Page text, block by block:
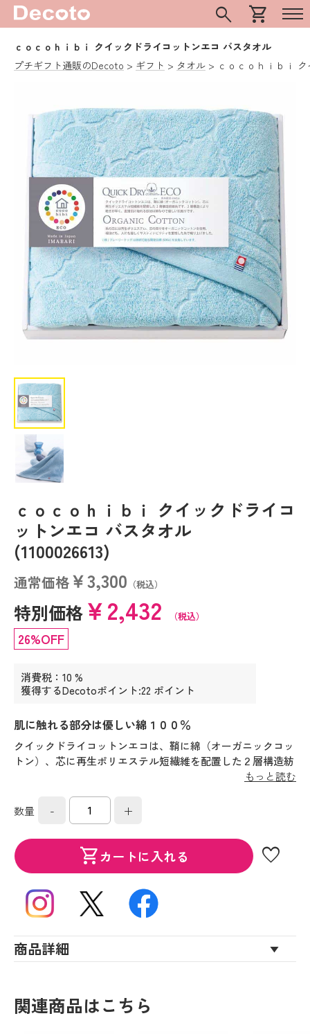
search shopping_cart
ｃｏｃｏｈｉｂｉ クイックドライコットンエコ バスタオル
プチギフト通販のDecoto
ギフト タオル ｃｏｃｏｈｉｂｉ
ｃｏｃｏｈｉｂｉ クイックドライコ
ットンエコ バスタオル
(1100026613)
通常価格￥3,300 （税込）
特別価格￥2,432 （税込）
26%OFF
消費税：10 %
獲得するDecotoポイント:22 ポイント
肌に触れる部分は優しい綿１００％
クイックドライコットンエコは、鞘に綿（オーガニックコッ
トン）、芯に再生ポリエステル短繊維を配置した２層構造紡
績糸です。２層構造により乾きが早く、直接肌に触れる部分
もっと読む
数量 - +
shopping_cartカートに入れる favorite
商品詳細
関連商品はこちら